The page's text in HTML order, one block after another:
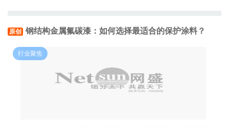
原创 钢结构金属氟碳漆：如何选择最适合的保护涂料？
行业聚焦